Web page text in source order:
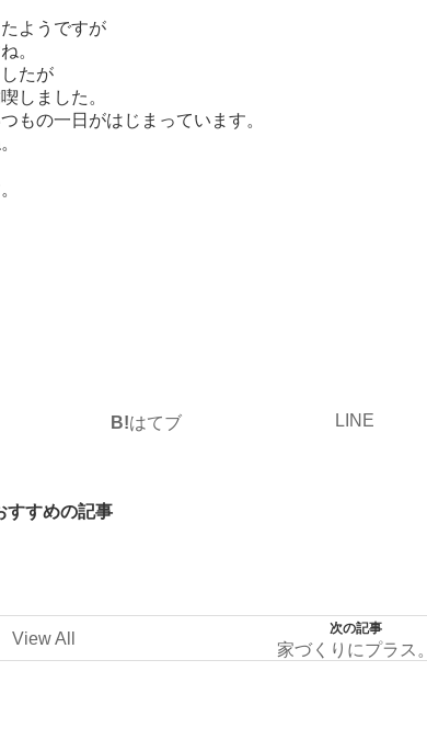
ようですが
。
たが
しました。
の一日がはじまっています。
B!はてブ LINE
すすめの記事
View All
次の記事
家づくりにプラス。